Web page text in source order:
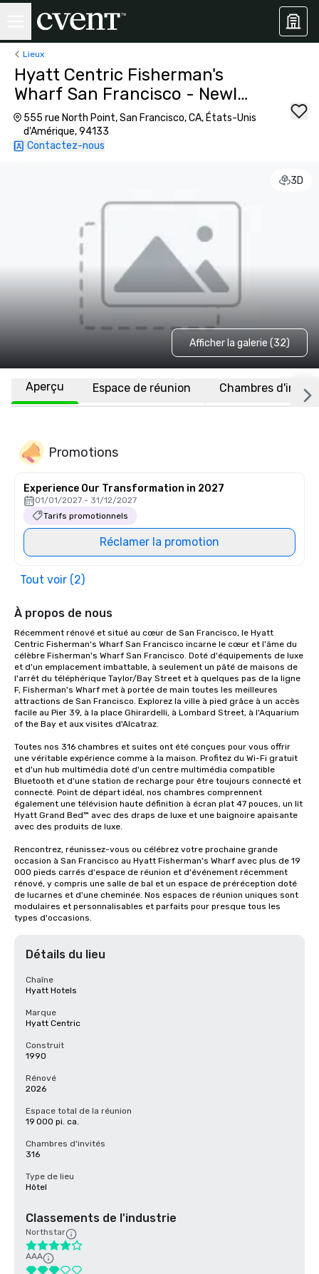
Lieux
Hyatt Centric Fisherman's
Wharf San Francisco - Newly
Renovated
555 rue North Point, San Francisco, CA, États-Unis
d'Amérique, 94133
Contactez-nous
3D
Afficher la galerie (32)
Aperçu Espace de réunion Chambres
Promotions
Experience Our Transformation in 2027
01/01/2027 - 31/12/2027
Tarifs promotionnels
Réclamer la promotion
Tout voir (2)
À propos de nous
Récemment rénové et situé au cœur de San Francisco, le Hyatt
Centric Fisherman's Wharf San Francisco incarne le cœur et l'âme du
célèbre Fisherman's Wharf San Francisco. Doté d'équipements de luxe
et d'un emplacement imbattable, à seulement un pâté de maisons de
l'arrêt du téléphérique Taylor/Bay Street et à quelques pas de la ligne
F, Fisherman's Wharf met à portée de main toutes les meilleures
attractions de San Francisco. Explorez la ville à pied grâce à un accès
facile au Pier 39, à la place Ghirardelli, à Lombard Street, à l'Aquarium
of the Bay et aux visites d'Alcatraz.
Toutes nos 316 chambres et suites ont été conçues pour vous offrir
une véritable expérience comme à la maison. Profitez du Wi-Fi gratuit
et d'un hub multimédia doté d'un centre multimédia compatible
Bluetooth et d'une station de recharge pour être toujours connecté et
connecté. Point de départ idéal, nos chambres comprennent
également une télévision haute définition à écran plat 47 pouces, un lit
Hyatt Grand Bed™ avec des draps de luxe et une baignoire apaisante
avec des produits de luxe.
Rencontrez, réunissez-vous ou célébrez votre prochaine grande
occasion à San Francisco au Hyatt Fisherman's Wharf avec plus de 19
000 pieds carrés d'espace de réunion et d'événement récemment
rénové, y compris une salle de bal et un espace de préréception doté
de lucarnes et d'une cheminée. Nos espaces de réunion uniques sont
modulaires et personnalisables et parfaits pour presque tous les
types d'occasions.
Détails du lieu
Chaîne
Hyatt Hotels
Marque
Hyatt Centric
Construit
1990
Rénové
2026
Espace total de la réunion
19 000 pi. ca.
Chambres d'invités
316
Type de lieu
Hôtel
Classements de l'industrie
Northstar
AAA